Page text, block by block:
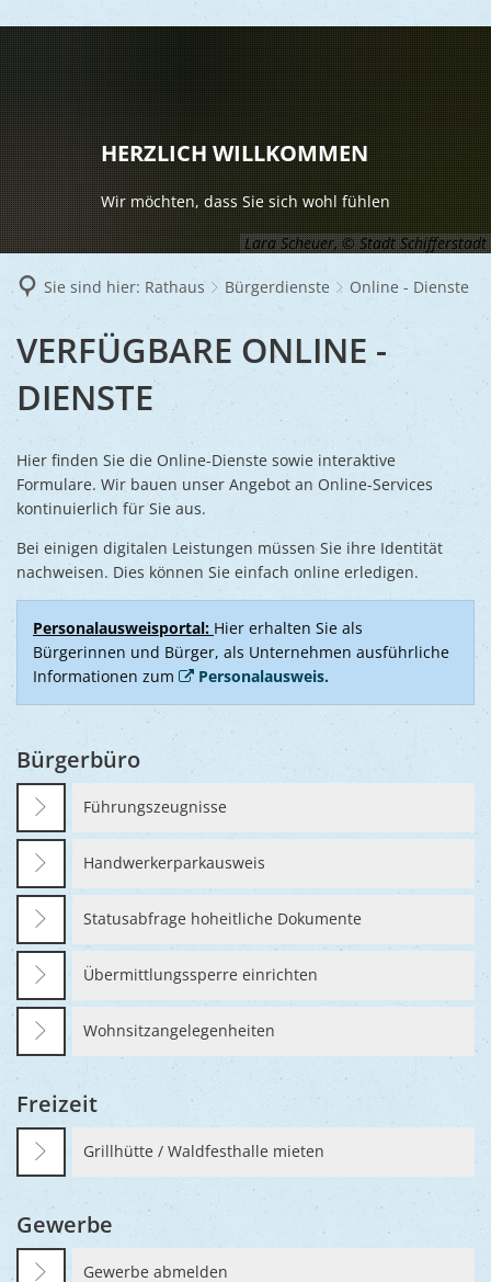
LEBEN
Vereine
Kinder
Senioren
Ukraine
RATHAUS
Aktuelles
Bürger-
Wahlen
Schulen
Lara Scheuer, © Stadt Schifferstadt
HERZLICH WILLKOMMEN
Wir möchten, dass Sie sich wohl fühlen
Sie sind hier: Rathaus Bürgerdienste Online - Dienste
ONLINE
DIENSTE
VERFÜGBARE ONLINE -
DIENSTE
Hier finden Sie die Online-Dienste sowie interaktive
Formulare. Wir bauen unser Angebot an Online-Services
kontinuierlich für Sie aus.
Bei einigen digitalen Leistungen müssen Sie ihre Identität
nachweisen. Dies können Sie einfach online erledigen.
Personalausweisportal: Hier erhalten Sie als
Bürgerinnen und Bürger, als Unternehmen ausführliche
Informationen zum
Personalausweis.
Bürgerbüro
Führungszeugnisse
Handwerkerparkausweis
Statusabfrage hoheitliche Dokumente
Übermittlungssperre einrichten
Wohnsitzangelegenheiten
Freizeit
Grillhütte / Waldfesthalle mieten
Gewerbe
Gewerbe abmelden